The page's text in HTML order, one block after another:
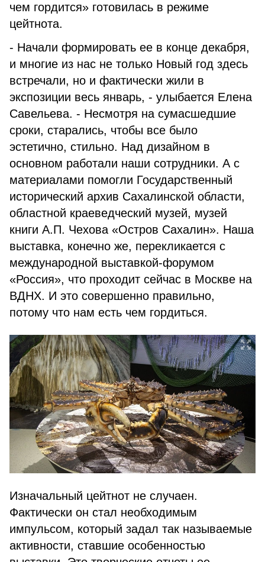
чем гордится» готовилась в режиме
цейтнота.
- Начали формировать ее в конце декабря,
и многие из нас не только Новый год здесь
встречали, но и фактически жили в
экспозиции весь январь, - улыбается Елена
Савельева. - Несмотря на сумасшедшие
сроки, старались, чтобы все было
эстетично, стильно. Над дизайном в
основном работали наши сотрудники. А с
материалами помогли Государственный
исторический архив Сахалинской области,
областной краеведческий музей, музей
книги А.П. Чехова «Остров Сахалин». Наша
выставка, конечно же, перекликается с
международной выставкой-форумом
«Россия», что проходит сейчас в Москве на
ВДНХ. И это совершенно правильно,
потому что нам есть чем гордиться.
Изначальный цейтнот не случаен.
Фактически он стал необходимым
импульсом, который задал так называемые
активности, ставшие особенностью